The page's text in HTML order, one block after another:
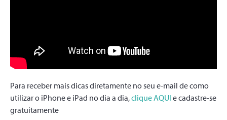
Para receber mais dicas diretamente no seu e-mail de como
utilizar o iPhone e iPad no dia a dia,clique AQUI e cadastre-se
gratuitamente